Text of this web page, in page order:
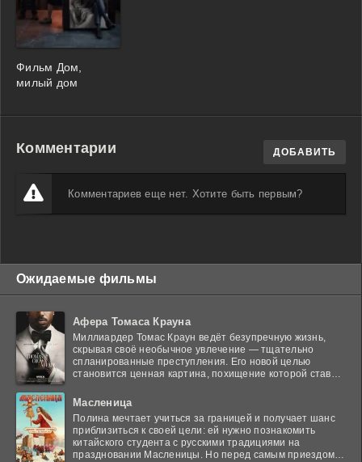
Фильм Дом,
милый дом
Комментарии ДОБАВИТЬ
Комментариев еще нет. Хотите быть первым?
Ожидаемые фильмы
Афера Томаса Крауна
Миллиардер Томас Краун ведёт безупречную жизнь,
скрывая своё необычное увлечение — тщательно
спланированные преступления. Его новой целью
становится ценная картина, похищение которой ставит
Масленица
Полина мечтает учиться за границей и получает шанс
приблизиться к своей цели: ей нужно познакомить
китайского студента с русскими традициями на
праздновании Масленицы. Но перед самым приездом